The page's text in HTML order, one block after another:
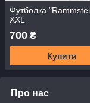
Футболка
XXL
700 ₴
Купити
Про нас